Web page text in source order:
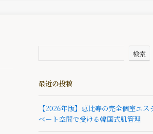
検索
最近の投稿
【2026年版】恵比寿の完全個室エス
ベート空間で受ける韓国式肌管理